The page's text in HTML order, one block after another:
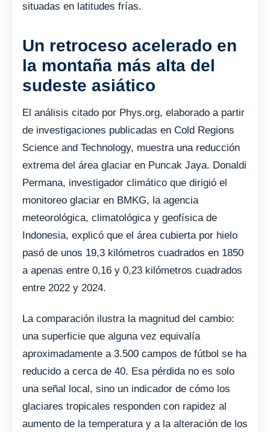
situadas en latitudes frías.
Un retroceso acelerado en
la montaña más alta del
sudeste asiático
El análisis citado por Phys.org, elaborado a partir
de investigaciones publicadas en Cold Regions
Science and Technology, muestra una reducción
extrema del área glaciar en Puncak Jaya. Donaldi
Permana, investigador climático que dirigió el
monitoreo glaciar en BMKG, la agencia
meteorológica, climatológica y geofísica de
Indonesia, explicó que el área cubierta por hielo
pasó de unos 19,3 kilómetros cuadrados en 1850
a apenas entre 0,16 y 0,23 kilómetros cuadrados
entre 2022 y 2024.
La comparación ilustra la magnitud del cambio:
una superficie que alguna vez equivalía
aproximadamente a 3.500 campos de fútbol se ha
reducido a cerca de 40. Esa pérdida no es solo
una señal local, sino un indicador de cómo los
glaciares tropicales responden con rapidez al
aumento de la temperatura y a la alteración de los